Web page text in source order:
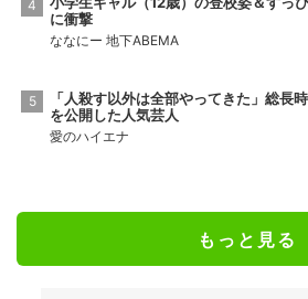
に衝撃
ななにー 地下ABEMA
「人殺す以外は全部やってきた」総長
を公開した人気芸人
愛のハイエナ
もっと見る